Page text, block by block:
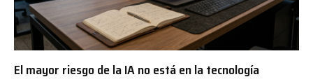
El mayor riesgo de la IA no está en la tecnología